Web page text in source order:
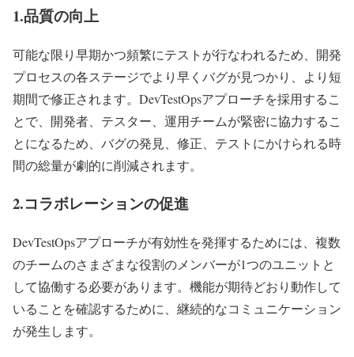
1.品質の向上
可能な限り早期かつ頻繁にテストが行なわれるため、開発
プロセスの各ステージでより早くバグが見つかり、より短
期間で修正されます。DevTestOpsアプローチを採用するこ
とで、開発者、テスター、運用チームが緊密に協力するこ
とになるため、バグの発見、修正、テストにかけられる時
間の総量が劇的に削減されます。
2.コラボレーションの促進
DevTestOpsアプローチが有効性を発揮するためには、複数
のチームのさまざまな役割のメンバーが1つのユニットと
して協働する必要があります。機能が期待どおり動作して
いることを確認するために、継続的なコミュニケーション
が発生します。